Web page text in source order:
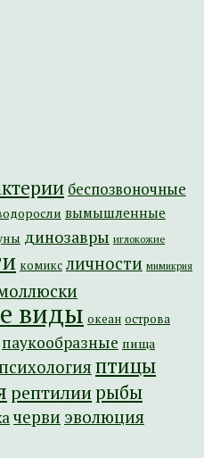
беспозвоночные
вымышленные
динозавры иглокожие
комикс личности мимикрия
виды океан острова
паукообразные пища
птицы
рептилиирыбы
черви эволюция